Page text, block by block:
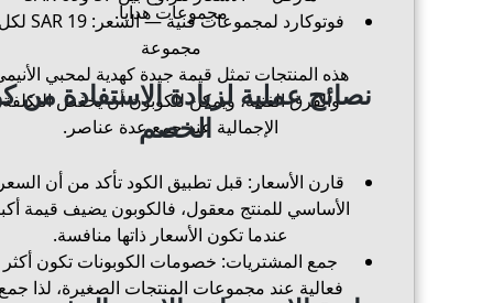
مجموعات هدايا.
فوتوكارد لمجموعات فنية — السعر: 19 SAR لكل
مجموعة
هذه المنتجات تمثل قيمة جيدة كهدية لمحبي
والفرق الفنية، ويمكن للكوبون أن يخفض التكلفة
الإجمالية عند جمع عدة عناصر.
نصائح عملية لزيادة الاستفادة من
الخصم
قارن الأسعار: قبل تطبيق الكود تأكد من أن السعر
الأساسي للمنتج معقول، فالكوبون يضيف قيمة
عندما تكون الأسعار ذاتها منافسة.
جمع المشتريات: خصومات الكوبونات تكون أكثر
فعالية عند مجموعات المنتجات الصغيرة، لذا جمع